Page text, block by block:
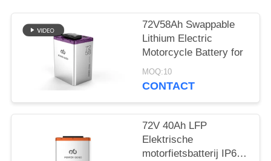
72V58Ah Swappable
Lithium Electric
Motorcycle Battery for
MOQ:10
CONTACT
72V 40Ah LFP
Elektrische
motorfietsbatterij IP65